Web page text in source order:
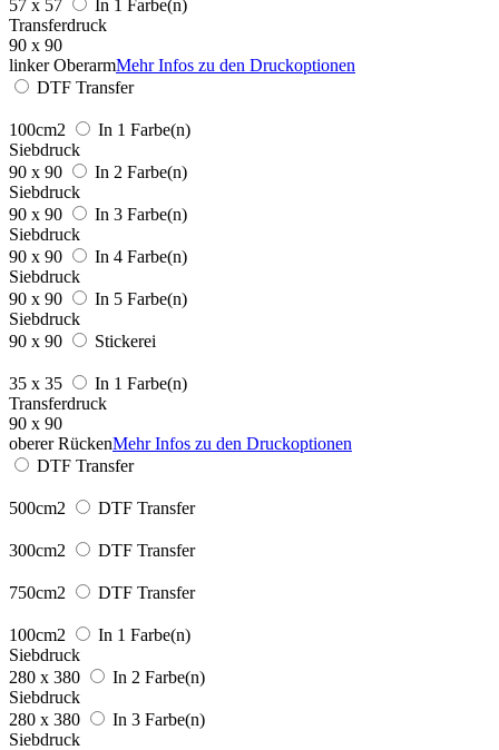
57 x 57
In 1 Farbe(n)
Transferdruck
90 x 90
linker OberarmMehr Infos zu den Druckoptionen
DTF Transfer
100cm2
In 1 Farbe(n)
Siebdruck
90 x 90
In 2 Farbe(n)
Siebdruck
90 x 90
In 3 Farbe(n)
Siebdruck
90 x 90
In 4 Farbe(n)
Siebdruck
90 x 90
In 5 Farbe(n)
Siebdruck
90 x 90
Stickerei
35 x 35
In 1 Farbe(n)
Transferdruck
90 x 90
oberer RückenMehr Infos zu den Druckoptionen
DTF Transfer
500cm2 DTF Transfer
300cm2 DTF Transfer
750cm2 DTF Transfer
100cm2
In 1 Farbe(n)
Siebdruck
280 x 380
In 2 Farbe(n)
Siebdruck
280 x 380
In 3 Farbe(n)
Siebdruck